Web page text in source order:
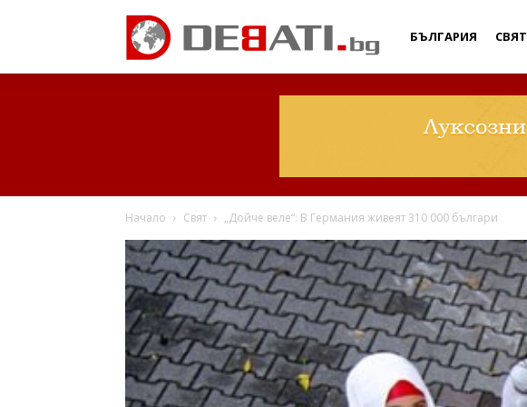
Дебати
БЪЛГАРИЯ СВЯТ
Начало Свят „Дойче веле“: В Германия живеят 310 000 българи